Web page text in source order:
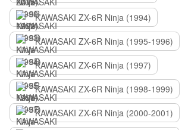
KAWASAKI ZX-6R Ninja (1994)
KAWASAKI ZX-6R Ninja (1995-1996)
KAWASAKI ZX-6R Ninja (1997)
KAWASAKI ZX-6R Ninja (1998-1999)
KAWASAKI ZX-6R Ninja (2000-2001)